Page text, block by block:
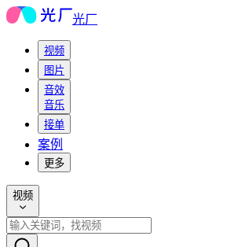
光厂
视频
图片
音效
音乐
接单
案例
更多
视频